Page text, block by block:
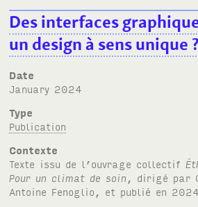
Des interfaces
un design à sens unique ?
Date
January 2024
Type
Publication
Contexte
Texte issu de l’ouvrage collectif
Pour un climat de soin , dirigé par
Antoine Fenoglio, et publié en 2024.